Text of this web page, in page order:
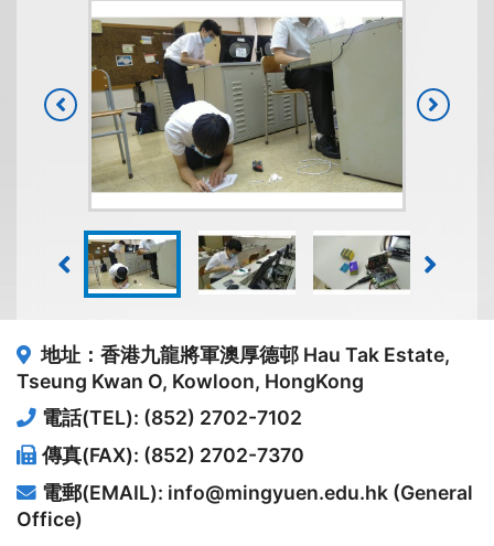
地址：香港九龍將軍澳厚德邨 Hau Tak Estate,
Tseung Kwan O, Kowloon, HongKong
電話(TEL): (852) 2702-7102
傳真(FAX): (852) 2702-7370
電郵(EMAIL): info@mingyuen.edu.hk (General
Office)